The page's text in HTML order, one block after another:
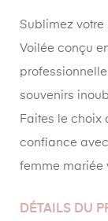
Sublimez votre
Voilée conçu
souvenirs
Faites le choix
confiance
femme mariée
DÉTAILS DU